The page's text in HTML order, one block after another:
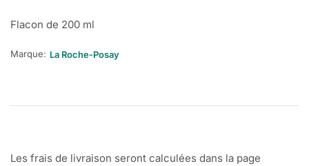
Flacon de 200 ml
Marque: La Roche-Posay
Les frais de livraison seront calculées dans la page